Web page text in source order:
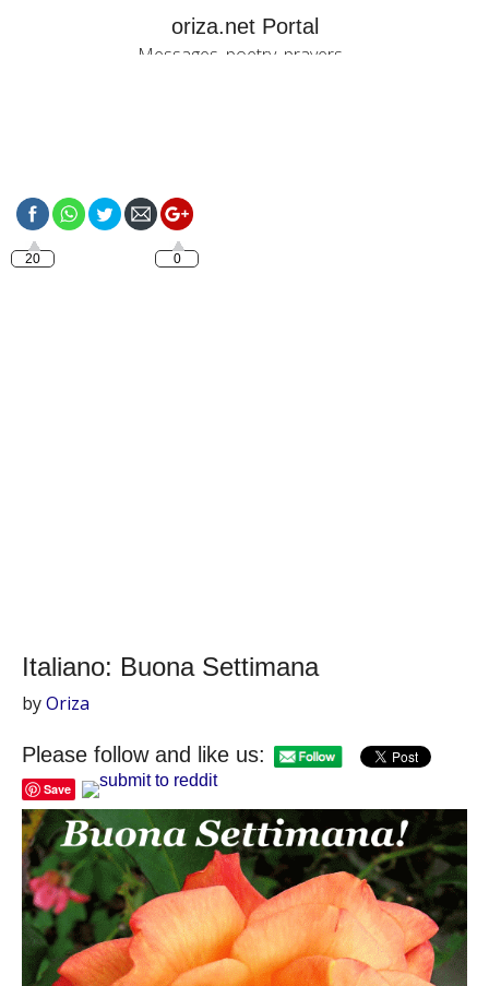
oriza.net Portal
Messages, poetry, prayers...
Italiano: Buona Settimana
byOriza
Please follow and like us:
Save
20 0